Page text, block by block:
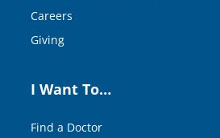
Careers
Giving
I Want To…
Find a Doctor